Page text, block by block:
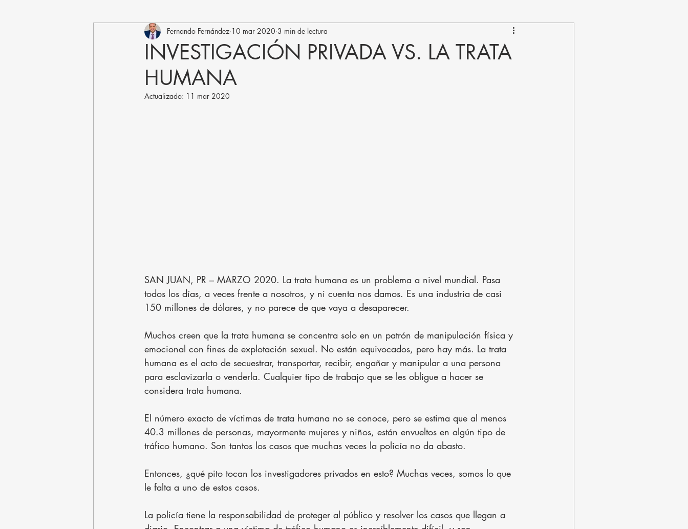
INVESTIGACIÓN PRIVADA VS. LA TRATA
HUMANA
Fernando Fernández 10 mar 2020 3 min de lectura
Actualizado: 11 mar 2020
SAN JUAN, PR – MARZO 2020. La trata humana es un problema a nivel mundial. Pasa
todos los días, a veces frente a nosotros, y ni cuenta nos damos. Es una industria de casi
150 millones de dólares, y no parece de que vaya a desaparecer.
Muchos creen que la trata humana se concentra solo en un patrón de manipulación física y
emocional con fines de explotación sexual. No están equivocados, pero hay más. La trata
humana es el acto de secuestrar, transportar, recibir, engañar y manipular a una persona
para esclavizarla o venderla. Cualquier tipo de trabajo que se les obligue a hacer se
considera trata humana.
El número exacto de víctimas de trata humana no se conoce, pero se estima que al menos
40.3 millones de personas, mayormente mujeres y niños, están envueltos en algún tipo de
tráfico humano. Son tantos los casos que muchas veces la policía no da abasto.
Entonces, ¿qué pito tocan los investigadores privados en esto? Muchas veces, somos lo que
le falta a uno de estos casos.
La policía tiene la responsabilidad de proteger al público y resolver los casos que llegan a